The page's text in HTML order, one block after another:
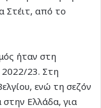
Στέιτ, από το
ήταν στη
2022/23. Στη
ενώ τη σεζόν
Ελλάδα, για